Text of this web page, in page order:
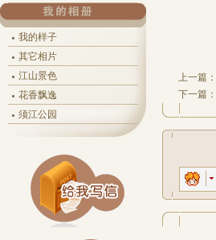
我的样子
其它相片
江山景色
花香飘逸
须江公园
上一篇：
下一篇：